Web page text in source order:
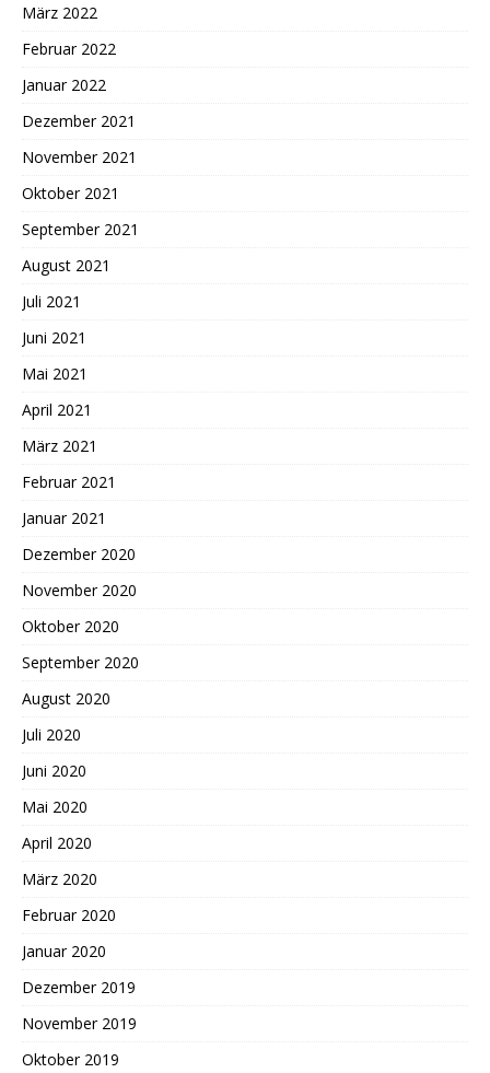
März 2022
Februar 2022
Januar 2022
Dezember 2021
November 2021
Oktober 2021
September 2021
August 2021
Juli 2021
Juni 2021
Mai 2021
April 2021
März 2021
Februar 2021
Januar 2021
Dezember 2020
November 2020
Oktober 2020
September 2020
August 2020
Juli 2020
Juni 2020
Mai 2020
April 2020
März 2020
Februar 2020
Januar 2020
Dezember 2019
November 2019
Oktober 2019